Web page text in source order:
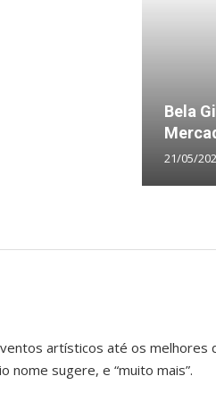
Bela
21/05/
artísticos até os melhores
nome sugere, e “muito mais”.